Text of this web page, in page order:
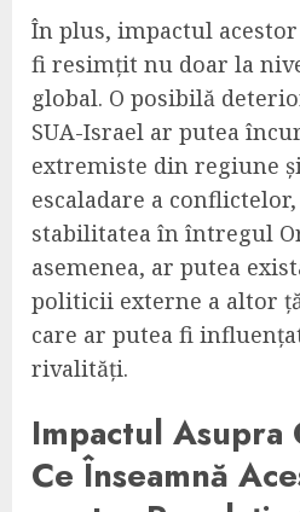
În plus, impactul
fi resimțit nu doar la
global. O posibilă
SUA-Israel ar putea
extremiste din regiune
escaladare a
stabilitatea în întregul
asemenea, ar putea
politicii externe a altor
care ar putea fi
rivalități.
Impactul Asupra
Ce Înseamnă